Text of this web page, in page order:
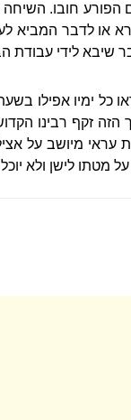
חובו.
או לדבר המביא
שיבא לידי עבודת
כל ימיו אפילו
הזה זקף רבינו
מיושב על
מטתו לישן ולא